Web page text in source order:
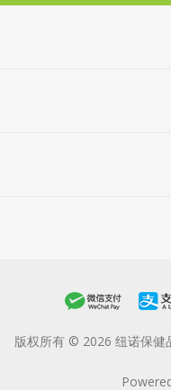
版权所有 © 2026 纽诺保健